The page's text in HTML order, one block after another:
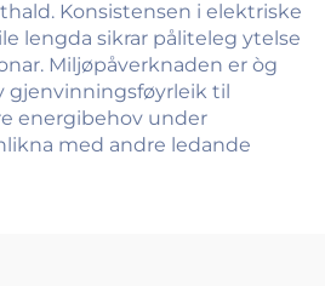
Konsistensen i elektriske
lengda sikrar påliteleg ytelse
Miljøpåverknaden er òg
gjenvinningsføyrleik til
energibehov under
med andre ledande